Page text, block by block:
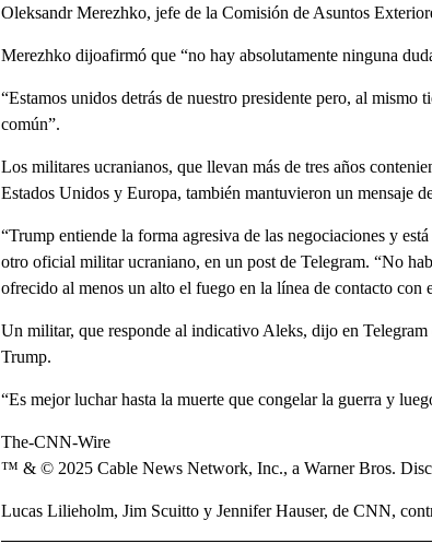
Oleksandr Merezhko, jefe de la Comisión de Asuntos
Merezhko dijoafirmó que “no hay absolutamente ninguna
“Estamos unidos detrás de nuestro presidente pero, al mismo
común”.
Los militares ucranianos, que llevan más de tres años
Estados Unidos y Europa, también mantuvieron un mensaje
“Trump entiende la forma agresiva de las negociaciones y
otro oficial militar ucraniano, en un post de Telegram. “No
ofrecido al menos un alto el fuego en la línea de contacto con
Un militar, que responde al indicativo Aleks, dijo en
Trump.
“Es mejor luchar hasta la muerte que congelar la guerra y
The-CNN-Wire
™ & © 2025 Cable News Network, Inc., a Warner Bros.
Lucas Lilieholm, Jim Scuitto y Jennifer Hauser, de CNN,